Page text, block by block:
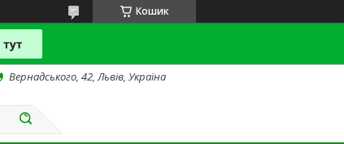
Кошик
Вернадського, 42, Львів, Україна